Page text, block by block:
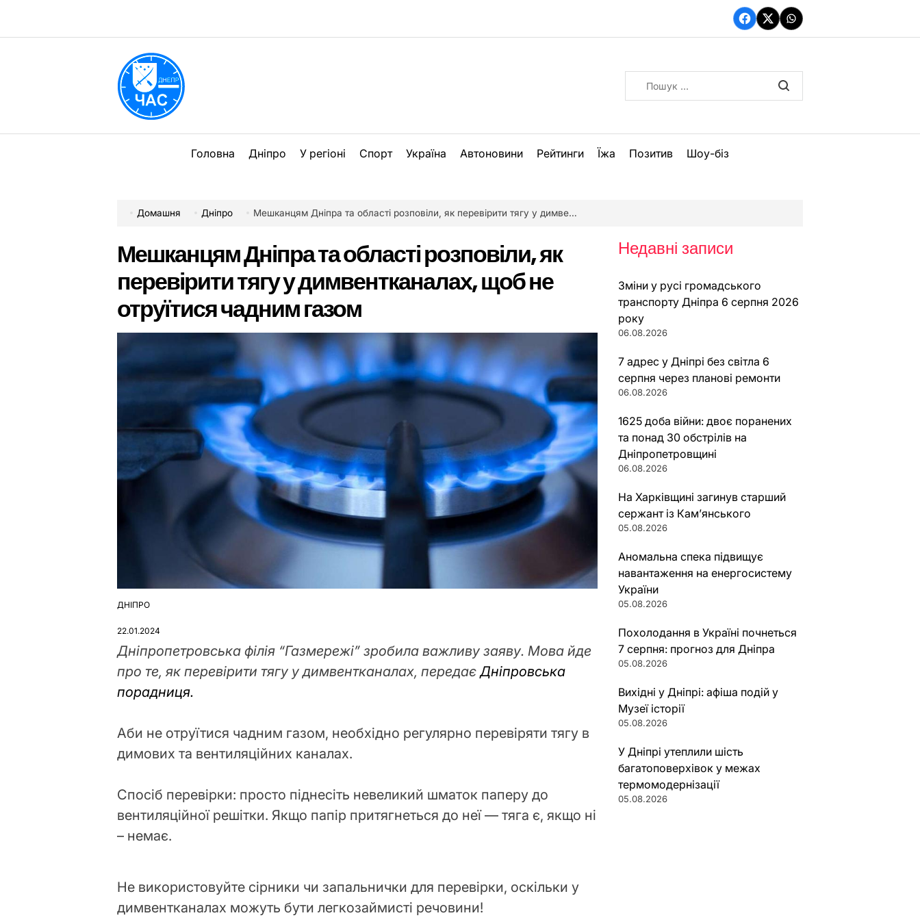
вмісту
Facebook
TwitterWhatsApp
Головна Дніпро У регіоні Спорт Україна Автоновини Рейтинги Їжа Позитив Шоу-біз
Домашня Дніпро Мешканцям Дніпра та області розповіли, як перевірити тягу у димвентканалах, щоб не отруїтися чадним газом
Мешканцям Дніпра та області розповіли, як
перевірити тягу у димвентканалах, щоб не
отруїтися чадним газом
ОПУБЛІКУВАТИ
ДНІПРО
22.01.2024
Дніпропетровська філія “Газмережі” зробила важливу заяву. Мова йде
про те, як перевірити тягу у димвентканалах, передаєДніпровська
порадниця.
Аби не отруїтися чадним газом, необхідно регулярно перевіряти тягу в
димових та вентиляційних каналах.
Спосіб перевірки: просто піднесіть невеликий шматок паперу до
вентиляційної решітки. Якщо папір притягнеться до неї — тяга є, якщо ні
– немає.
Не використовуйте сірники чи запальнички для перевірки, оскільки у
димвентканалах можуть бути легкозаймисті речовини!
Недавні записи
Зміни у русі громадського
транспорту Дніпра 6 серпня 2026
року
06.08.2026
7 адрес у Дніпрі без світла 6
серпня через планові ремонти
06.08.2026
1625 доба війни: двоє поранених
та понад 30 обстрілів на
Дніпропетровщині
06.08.2026
На Харківщині загинув старший
сержант із Кам’янського
05.08.2026
Аномальна спека підвищує
навантаження на енергосистему
України
05.08.2026
Похолодання в Україні почнеться
7 серпня: прогноз для Дніпра
05.08.2026
Вихідні у Дніпрі: афіша подій у
Музеї історії
05.08.2026
У Дніпрі утеплили шість
багатоповерхівок у межах
термомодернізації
05.08.2026